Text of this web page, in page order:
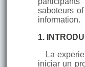
saboteurs
information.
1.
La
iniciar un